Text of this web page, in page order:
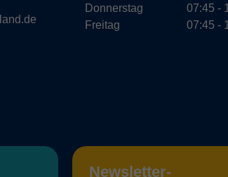
Donnerstag
Freitag
07:45 -
07:45 -
Newsletter-